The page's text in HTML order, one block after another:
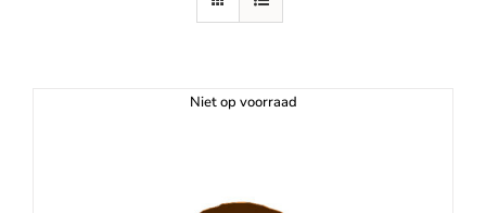
Niet op voorraad